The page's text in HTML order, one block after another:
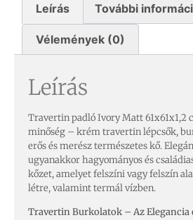
Leírás További
Vélemények (0)
Leírás
Travertin padló Ivory Matt 61x61x1,2
minőség – krém travertin lépcsők,
erős és merész természetes kő.
ugyanakkor hagyományos és
kőzet, amelyet felszíni vagy felszín
létre, valamint termál vízben.
Travertin Burkolatok – Az Elegancia